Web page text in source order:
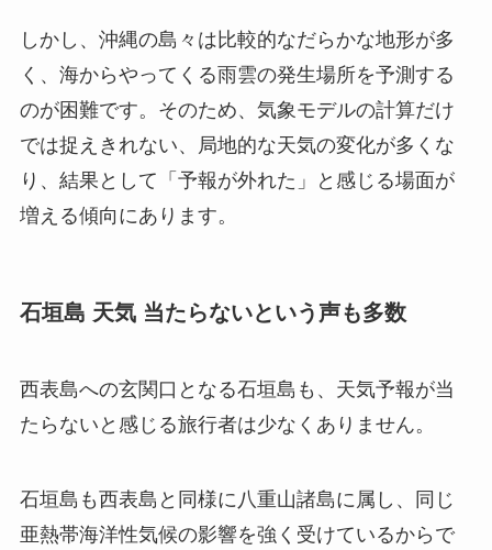
しかし、沖縄の島々は比較的なだらかな地形が多
く、海からやってくる雨雲の発生場所を予測する
のが困難です。そのため、気象モデルの計算だけ
では捉えきれない、局地的な天気の変化が多くな
り、結果として「予報が外れた」と感じる場面が
増える傾向にあります。
石垣島 天気 当たらないという声も多数
西表島への玄関口となる石垣島も、天気予報が当
たらないと感じる旅行者は少なくありません。
石垣島も西表島と同様に八重山諸島に属し、同じ
亜熱帯海洋性気候の影響を強く受けているからで